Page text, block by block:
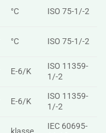
°C ISO 75-1/-2
°C ISO 75-1/-2
E-6/K
ISO 11359-
1/-2
E-6/K
ISO 11359-
1/-2
IEC 60695-